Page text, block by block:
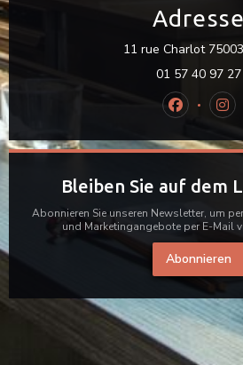
Adresse
11 rue Charlot
01 57 40 97 27
Facebook
Bleiben Sie auf dem
Abonnieren Sie unseren Newsletter, um
und Marketingangebote per E-Mail
Abonnieren